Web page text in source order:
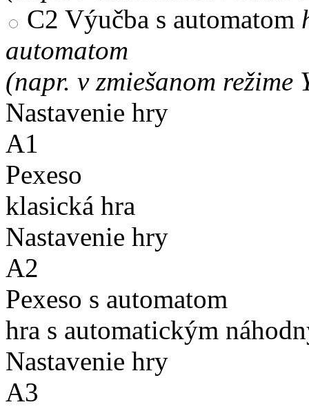
C2 Výučba s automatom
automatom
(napr. v zmiešanom režime
Nastavenie hry
A1
Pexeso
klasická hra
Nastavenie hry
A2
Pexeso s automatom
hra s automatickým
Nastavenie hry
A3